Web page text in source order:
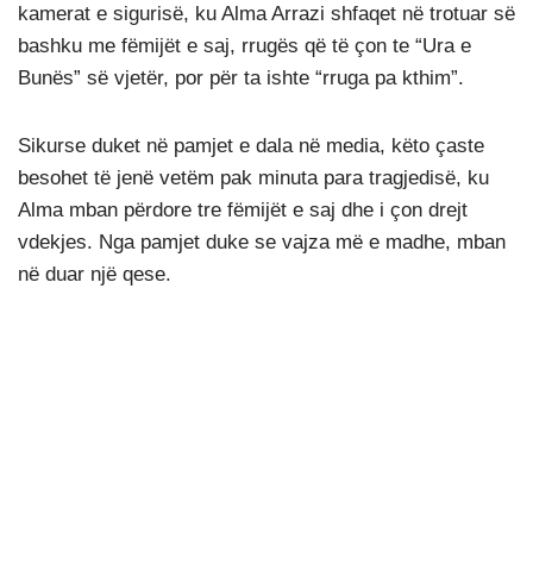
kamerat e sigurisë, ku Alma Arrazi shfaqet në trotuar së
bashku me fëmijët e saj, rrugës që të çon te “Ura e
Bunës” së vjetër, por për ta ishte “rruga pa kthim”.
Sikurse duket në pamjet e dala në media, këto çaste
besohet të jenë vetëm pak minuta para tragjedisë, ku
Alma mban përdore tre fëmijët e saj dhe i çon drejt
vdekjes. Nga pamjet duke se vajza më e madhe, mban
në duar një qese.